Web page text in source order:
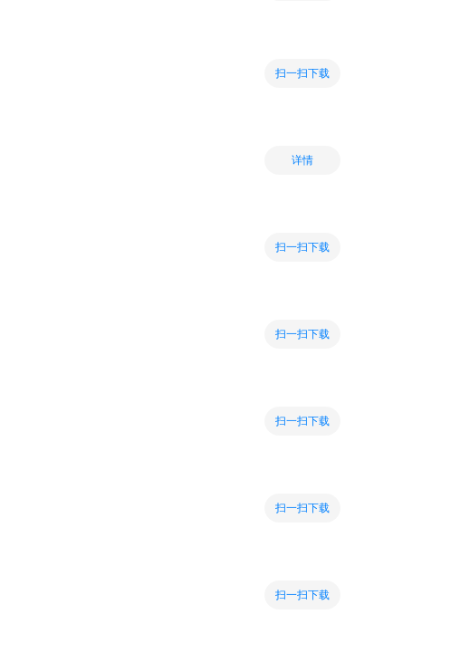
扫一扫下载
详情
扫一扫下载
扫一扫下载
扫一扫下载
扫一扫下载
扫一扫下载